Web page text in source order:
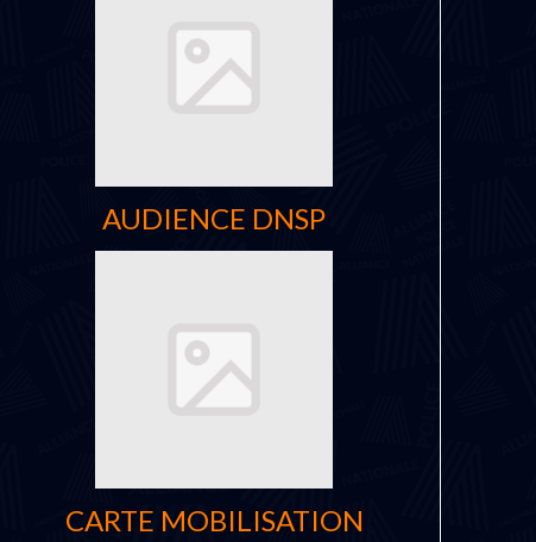
AUDIENCE DNSP
CARTE MOBILISATION